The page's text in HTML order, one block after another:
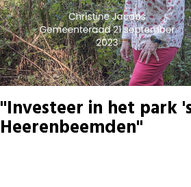
"Investeer in het park
Heerenbeemden"